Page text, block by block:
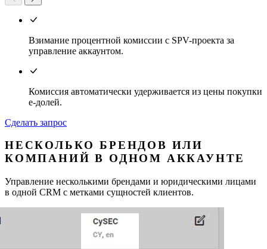
Взимание процентной комиссии с SPV-проекта за
управление аккаунтом.
Комиссия автоматически удерживается из цены покупки
e-долей.
Сделать запрос
НЕСКОЛЬКО БРЕНДОВ ИЛИ
КОМПАНИЙ В ОДНОМ АККАУНТЕ
Управление несколькими брендами и юридическими лицами
в одной CRM с метками сущностей клиентов.